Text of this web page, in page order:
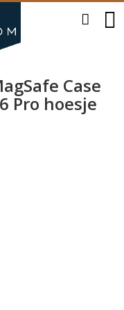
Case
Pro hoesje